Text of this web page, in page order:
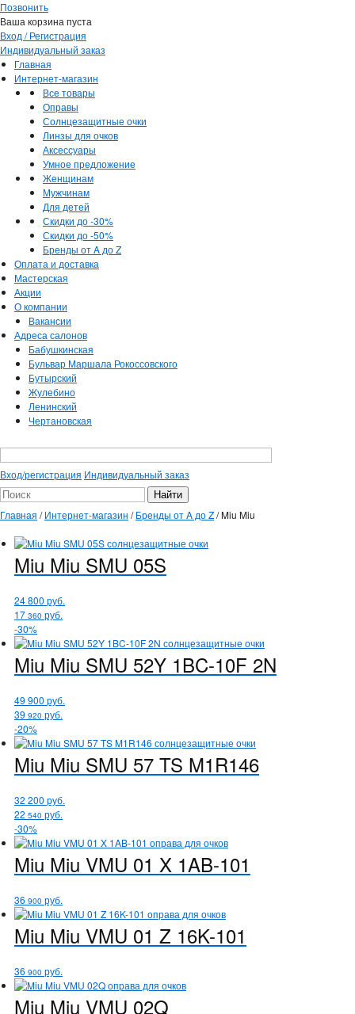
Позвонить
Ваша корзина пуста
Вход / Регистрация
Индивидуальный заказ
Главная
Интернет-магазин
Все товары
Оправы
Солнцезащитные очки
Линзы для очков
Аксессуары
Умное предложение
Женщинам
Мужчинам
Для детей
Скидки до -30%
Скидки до -50%
Бренды от A до Z
Оплата и доставка
Мастерская
Акции
О компании
Вакансии
Адреса салонов
Бабушкинская
Бульвар Маршала Рокоссовского
Бутырский
Жулебино
Ленинский
Чертановская
Вход/регистрация Индивидуальный заказ
Главная /Интернет-магазин /Бренды от A до Z/Miu Miu
Miu Miu SMU 05S
24 800 руб.
17 360 руб.
-30%
Miu Miu SMU 52Y 1BC-10F 2N
49 900 руб.
39 920 руб.
-20%
Miu Miu SMU 57 TS M1R146
32 200 руб.
22 540 руб.
-30%
Miu Miu VMU 01 X 1AB-101
36 900 руб.
Miu Miu VMU 01 Z 16K-101
36 900 руб.
Miu Miu VMU 02Q